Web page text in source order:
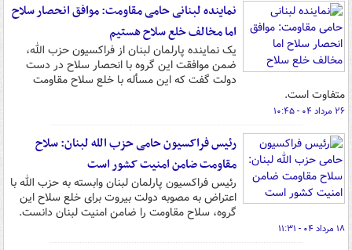
نماینده لبنانی حامی مقاومت: موافق انحصار سلاح
اما مخالف خلع سلاح هستیم
یک نماینده پارلمان لبنان از فراکسیون حزب الله،
ضمن موافقت این گروه با انحصار سلاح در دست
دولت گفت که این مسأله با خلع سلاح مقاومت
متفاوت است.
۲۶ مرداد ۰۴ - ۱۰:۴۵
رئیس فراکسیون حامی حزب الله لبنان: سلاح
مقاومت ضامن امنیت کشور است
رئیس فراکسیون پارلمان لبنان وابسته به حزب الله با
اعتراض به مصوبه دولت بیروت برای خلع سلاح این
گروه، سلاح مقاومت را ضامن امنیت لبنان دانست.
۱۸ مرداد ۰۴ - ۱۱:۳۱